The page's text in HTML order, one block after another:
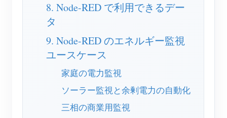
8. Node-RED で利用できるデー
タ
9. Node-RED のエネルギー監視
ユースケース
家庭の電力監視
ソーラー監視と余剰電力の自動化
三相の商業用監視